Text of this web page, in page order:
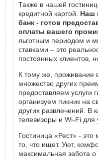
Также в нашей
кредитной картой. Наш
банк - готов
оплаты вашего
льготным периодом и
ставками – это
постоянных клиентов,
К тому же, проживание
множество других
предоставляем услуги
организуем пикник на
других развлечений. В
телевизоры и Wi-Fi для
Гостиница «Рест» - это
то, что ищет. Уют,
максимальная забота о